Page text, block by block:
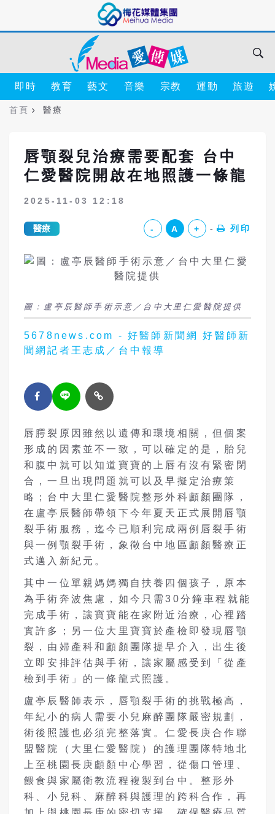
即時 教育 藝文 音樂 宗教 運動 旅遊
首頁 醫療
唇顎裂兒治療需要配套 台中
仁愛醫院開啟在地照護一條龍
2025-11-03 12:18
醫療 - A + 列印
圖：盧亭辰醫師手術示意／台中大里仁愛醫院提供
5678news.com - 好醫師新聞網 好醫師新
聞網記者王志成／台中報導
唇腭裂原因雖然以遺傳和環境相關，但個案
形成的因素並不一致，可以確定的是，胎兒
和腹中就可以知道寶寶的上唇有沒有緊密閉
合，一旦出現問題就可以及早擬定治療策
略；台中大里仁愛醫院整形外科顱顏團隊，
在盧亭辰醫師帶領下今年夏天正式展開唇顎
裂手術服務，迄今已順利完成兩例唇裂手術
與一例顎裂手術，象徵台中地區顱顏醫療正
式邁入新紀元。
其中一位單親媽媽獨自扶養四個孩子，原本
為手術奔波焦慮，如今只需30分鐘車程就能
完成手術，讓寶寶能在家附近治療，心裡踏
實許多；另一位大里寶寶於產檢即發現唇顎
裂，由婦產科和顱顏團隊提早介入，出生後
立即安排評估與手術，讓家屬感受到「從產
檢到手術」的一條龍式照護。
盧亭辰醫師表示，唇顎裂手術的挑戰極高，
年紀小的病人需要小兒麻醉團隊嚴密規劃，
術後照護也必須完整落實。仁愛長庚合作聯
盟醫院（大里仁愛醫院）的護理團隊特地北
上至桃園長庚顱顏中心學習，從傷口管理、
餵食與家屬衛教流程複製到台中。整形外
科、小兒科、麻醉科與護理的跨科合作，再